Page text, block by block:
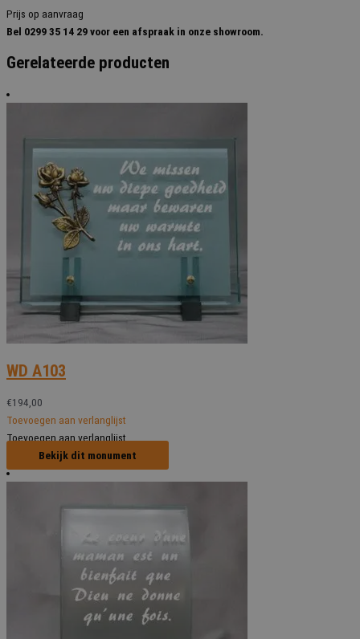
Prijs op aanvraag
Bel 0299 35 14 29 voor een afspraak in onze showroom.
Gerelateerde producten
WD A103
€194,00
Toevoegen aan verlanglijst
Toevoegen aan verlanglijst
Bekijk dit monument